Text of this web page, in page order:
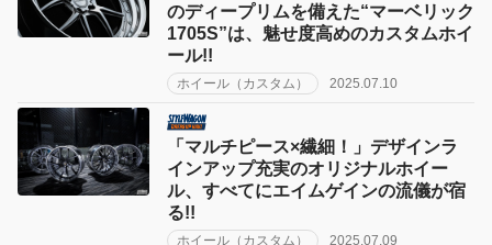
のディープリムを備えた“マーベリック
1705S”は、魅せ度高めのカスタムホイ
ール!!
ホイール（カスタム） 2025.07.10
「マルチピース×繊細！」デザインラ
インアップ充実のオリジナルホイー
ル、すべてにエイムゲインの流儀が宿
る!!
ホイール（カスタム） 2025.07.09